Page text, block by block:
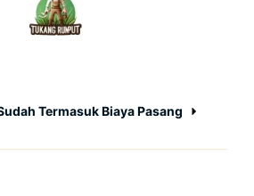
Termasuk Biaya Pasang